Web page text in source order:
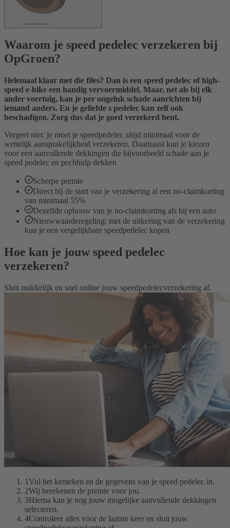
Waarom je speed pedelec verzekeren bij
OpGroen?
Helemaal klaar met die files? Dan is een speed pedelec of high-
speed e-bike een handig vervoermiddel. Maar, net als bij elk
ander voertuig, kan je per ongeluk schade aanrichten bij
iemand anders. En je geliefde s pedelec kan zelf ook
beschadigen. Zorg dus dat je goed verzekerd bent.
Vergeet niet: je moet je speedpedelec altijd minimaal voor de
wettelijk aansprakelijkheid verzekeren. Daarnaast kun je kiezen
voor een aanvullende dekkingen die bijvoorbeeld schade aan je
speed pedelec en pechhulp dekken
Scherpe premie
Direct bij de start van je verzekering al een no-claimkorting
van minimaal 55%
Dezelfde opbouw van je no-claimkorting als bij een auto
Nieuwwaarderegeling: met de uitkering van de verzekering
kun je een vergelijkbare speedpedelec kopen
Hoe kan je jouw speed pedelec
verzekeren?
Sluit makkelijk en snel online jouw speedpedelecverzekering af.
1Vul het kenteken en de gegevens van je speed pedelec in.
2Wij berekenen de premie voor jou.
3Hierna kan je nog jouw mogelijke aanvullende dekkingen
selecteren.
4Controleer alles voor de laatste keer en sluit jouw